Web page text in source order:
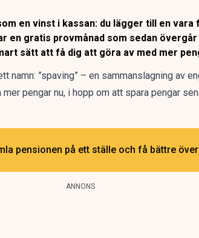
en vinst i kassan: du lägger till en
en gratis provmånad som sedan
sätt att få dig att göra av med mer
namn: ”spaving” – en sammanslagning av
pengar nu, i hopp om att spara pengar
pensionen på ett ställe och få bättre
ANNONS